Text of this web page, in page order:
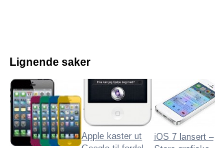
Lignende saker
Apple kaster ut
iOS 7 lansert –